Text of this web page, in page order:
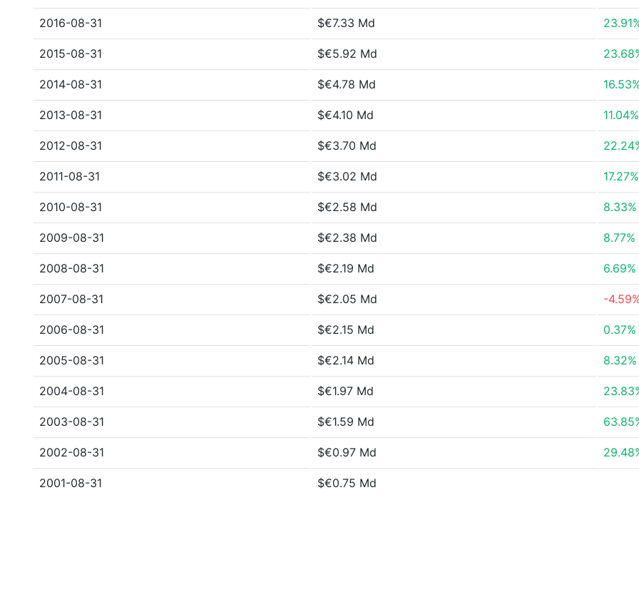
2016-08-31 $€7.33 Md
2015-08-31 $€5.92 Md
2014-08-31 $€4.78 Md
2013-08-31 $€4.10 Md 11.04%
2012-08-31 $€3.70 Md
2011-08-31 $€3.02 Md 17.27%
2010-08-31 $€2.58 Md 8.33%
2009-08-31 $€2.38 Md 8.77%
2008-08-31 $€2.19 Md 6.69%
2007-08-31 $€2.05 Md -
2006-08-31 $€2.15 Md 0.37%
2005-08-31 $€2.14 Md 8.32%
2004-08-31 $€1.97 Md
2003-08-31 $€1.59 Md
2002-08-31 $€0.97 Md
2001-08-31 $€0.75 Md